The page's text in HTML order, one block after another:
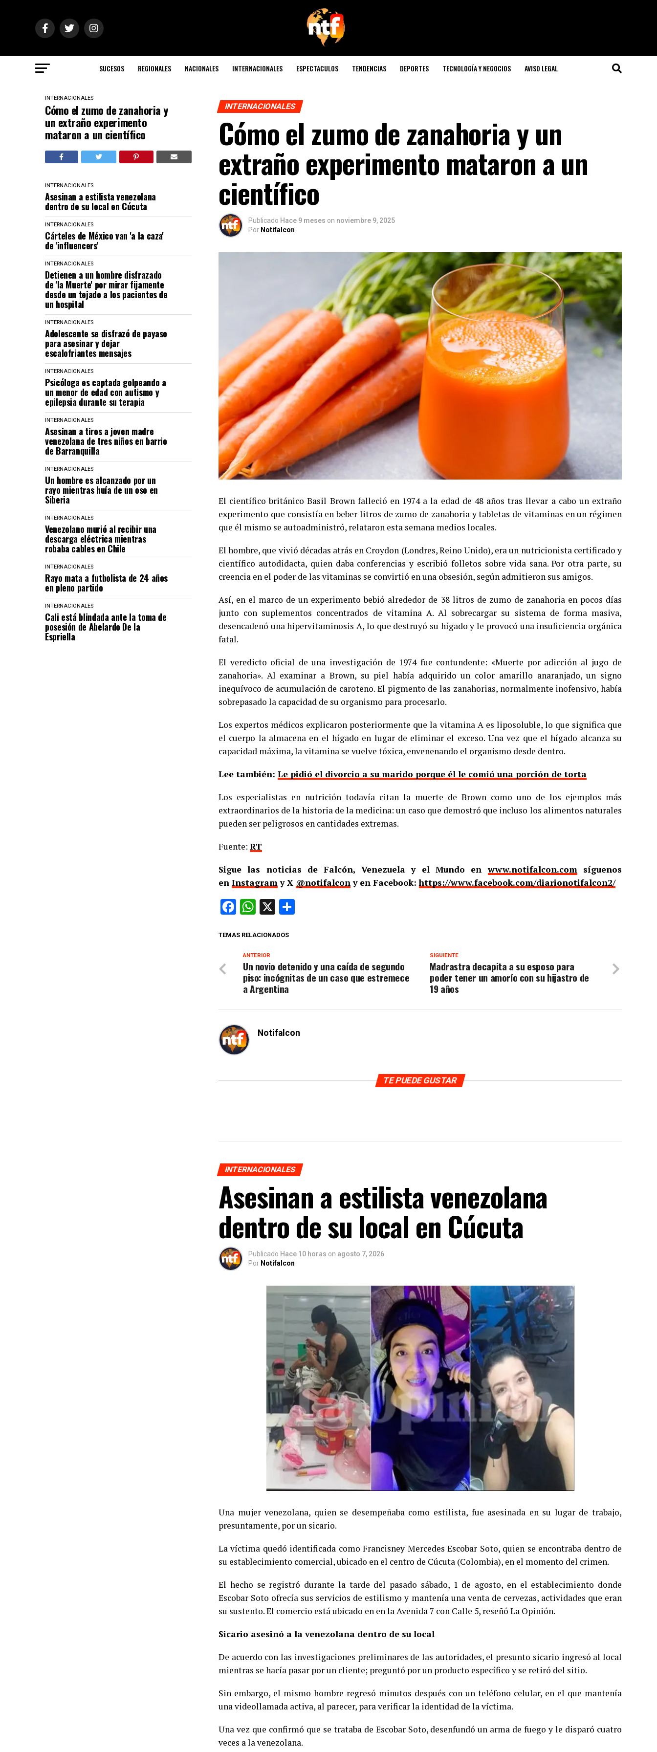
SUCESOS REGIONALES NACIONALES INTERNACIONALES ESPECTACULOS TENDENCIAS DEPORTES TECNOLOGÍA Y NEGOCIOS AVISO LEGAL
INTERNACIONALES
Cómo el zumo de zanahoria y
un extraño experimento
mataron a un científico
INTERNACIONALES
Asesinan a estilista venezolana
dentro de su local en Cúcuta
INTERNACIONALES
Cárteles de México van 'a la caza'
de 'influencers'
INTERNACIONALES
Detienen a un hombre disfrazado
de 'la Muerte' por mirar fijamente
desde un tejado a los pacientes de
un hospital
INTERNACIONALES
Adolescente se disfrazó de payaso
para asesinar y dejar
escalofriantes mensajes
INTERNACIONALES
Psicóloga es captada golpeando a
un menor de edad con autismo y
epilepsia durante su terapia
INTERNACIONALES
Asesinan a tiros a joven madre
venezolana de tres niños en barrio
de Barranquilla
INTERNACIONALES
Un hombre es alcanzado por un
rayo mientras huía de un oso en
Siberia
INTERNACIONALES
Venezolano murió al recibir una
descarga eléctrica mientras
robaba cables en Chile
INTERNACIONALES
Rayo mata a futbolista de 24 años
en pleno partido
INTERNACIONALES
Cali está blindada ante la toma de
posesión de Abelardo De la
Espriella
INTERNACIONALES
Cómo el zumo de zanahoria y un
extraño experimento mataron a un
científico
Publicado Hace 9 meses on noviembre 9, 2025
Por Notifalcon
El científico británico Basil Brown falleció en 1974 a la edad de 48 años tras llevar a cabo un extraño
experimento que consistía en beber litros de zumo de zanahoria y tabletas de vitaminas en un régimen
que él mismo se autoadministró, relataron esta semana medios locales.
El hombre, que vivió décadas atrás en Croydon (Londres, Reino Unido), era un nutricionista certificado y
científico autodidacta, quien daba conferencias y escribió folletos sobre vida sana. Por otra parte, su
creencia en el poder de las vitaminas se convirtió en una obsesión, según admitieron sus amigos.
Así, en el marco de un experimento bebió alrededor de 38 litros de zumo de zanahoria en pocos días
junto con suplementos concentrados de vitamina A. Al sobrecargar su sistema de forma masiva,
desencadenó una hipervitaminosis A, lo que destruyó su hígado y le provocó una insuficiencia orgánica
fatal.
El veredicto oficial de una investigación de 1974 fue contundente: «Muerte por adicción al jugo de
zanahoria». Al examinar a Brown, su piel había adquirido un color amarillo anaranjado, un signo
inequívoco de acumulación de caroteno. El pigmento de las zanahorias, normalmente inofensivo, había
sobrepasado la capacidad de su organismo para procesarlo.
Los expertos médicos explicaron posteriormente que la vitamina A es liposoluble, lo que significa que
el cuerpo la almacena en el hígado en lugar de eliminar el exceso. Una vez que el hígado alcanza su
capacidad máxima, la vitamina se vuelve tóxica, envenenando el organismo desde dentro.
Lee también: Le pidió el divorcio a su marido porque él le comió una porción de torta
Los especialistas en nutrición todavía citan la muerte de Brown como uno de los ejemplos más
extraordinarios de la historia de la medicina: un caso que demostró que incluso los alimentos naturales
pueden ser peligrosos en cantidades extremas.
Fuente: RT
Sigue las noticias de Falcón, Venezuela y el Mundo enwww.notifalcon.comsíguenos
en Instagramy X @notifalcony en Facebook:https://www.facebook.com/diarionotifalcon2/
Facebook
WhatsApp
X
TEMAS RELACIONADOS
SIGUIENTE
Madrastra decapita a su esposo para
poder tener un amorío con su hijastro de
19 años
ANTERIOR
Un novio detenido y una caída de segundo
piso: incógnitas de un caso que estremece
a Argentina
Notifalcon
TE PUEDE GUSTAR
INTERNACIONALES
Asesinan a estilista venezolana
dentro de su local en Cúcuta
Publicado Hace 10 horas on agosto 7, 2026
Por Notifalcon
Una mujer venezolana, quien se desempeñaba como estilista, fue asesinada en su lugar de trabajo,
presuntamente, por un sicario.
La víctima quedó identificada como Francisney Mercedes Escobar Soto, quien se encontraba dentro de
su establecimiento comercial, ubicado en el centro de Cúcuta (Colombia), en el momento del crimen.
El hecho se registró durante la tarde del pasado sábado, 1 de agosto, en el establecimiento donde
Escobar Soto ofrecía sus servicios de estilismo y mantenía una venta de cervezas, actividades que eran
su sustento. El comercio está ubicado en en la Avenida 7 con Calle 5, reseñó La Opinión.
Sicario asesinó a la venezolana dentro de su local
De acuerdo con las investigaciones preliminares de las autoridades, el presunto sicario ingresó al local
mientras se hacía pasar por un cliente; preguntó por un producto específico y se retiró del sitio.
Sin embargo, el mismo hombre regresó minutos después con un teléfono celular, en el que mantenía
una videollamada activa, al parecer, para verificar la identidad de la víctima.
Una vez que confirmó que se trataba de Escobar Soto, desenfundó un arma de fuego y le disparó cuatro
veces a la venezolana.